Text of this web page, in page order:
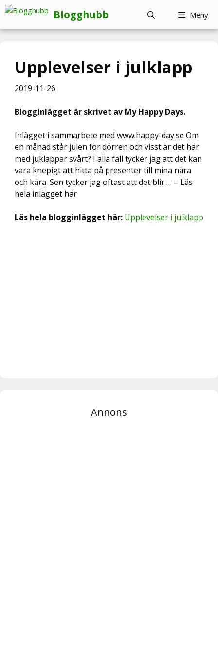
Hoppa
innehåll
Blogghubb Meny
Upplevelser i julklapp
2019-11-26
Blogginlägget är skrivet av My Happy Days.
Inlägget i sammarbete med www.happy-day.se Om
en månad står julen för dörren och visst är det här
med juklappar svårt? I alla fall tycker jag att det kan
vara knepigt att hitta på presenter till mina nära
och kära. Sen tycker jag oftast att det blir … – Läs
hela inlägget här
Läs hela blogginlägget här: Upplevelser i julklapp
Annons